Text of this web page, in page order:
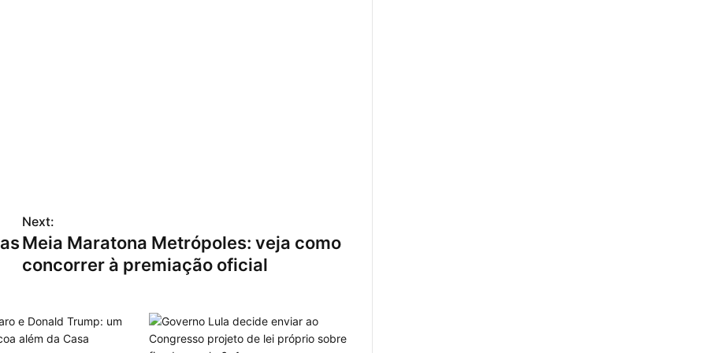
Next:
Meia Maratona Metrópoles: veja como
concorrer à premiação oficial